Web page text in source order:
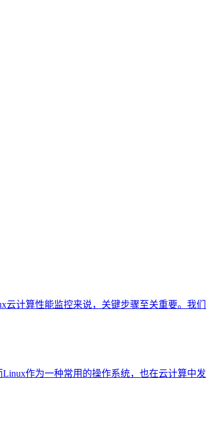
计算性能监控来说，关键步骤至关重要。我
作为一种常用的操作系统，也在云计算中